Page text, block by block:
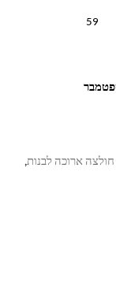
59
חולצה ארוכה לבנות,